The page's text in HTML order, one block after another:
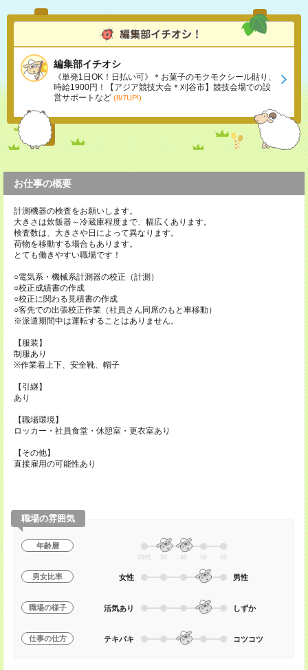
編集部イチオシ
《単発1日OK！日払い可》＊お菓子のモクモクシール貼り、
時給1900円！【アジア競技大会＊刈谷市】競技会場での設
営サポートなど (8/7UP!)
お仕事の概要
計測機器の検査をお願いします。
大きさは炊飯器～冷蔵庫程度まで、幅広くあります。
検査数は、大きさや日によって異なります。
荷物を移動する場合もあります。
とても働きやすい職場です！
○電気系・機械系計測器の校正（計測）
○校正成績書の作成
○校正に関わる見積書の作成
○客先での出張校正作業（社員さん同席のもと車移動）
※派遣期間中は運転することはありません。
【服装】
制服あり
※作業着上下、安全靴、帽子
【引継】
あり
【職場環境】
ロッカー・社員食堂・休憩室・更衣室あり
【その他】
直接雇用の可能性あり
職場の雰囲気
年齢層
20代 30 40 50 60
男女比率 女性 男性
職場の様子 活気あり しずか
仕事の仕方 テキパキ コツコツ